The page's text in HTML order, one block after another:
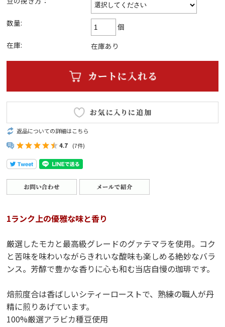
数量:
個
在庫:
在庫あり
返品についての詳細はこちら
4.7
(7件)
1ランク上の優雅な味と香り
厳選したモカと最高級グレードのグァテマラを使用。コク
と苦味を味わいながらきれいな酸味も楽しめる絶妙なバラ
ンス。芳醇で豊かな香りに心も和む当店自慢の珈琲です。
焙煎度合は香ばしいシティーローストで、熟練の職人が丹
精に煎りあげています。
100%厳選アラビカ種豆使用